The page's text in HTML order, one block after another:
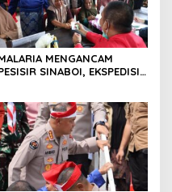
MENGANCAM
SINABOI, EKSPEDISI
KESEHATAN